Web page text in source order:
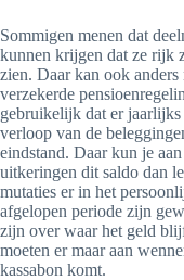
Sommigen menen dat
kunnen krijgen dat ze rijk
zien. Daar kan ook
verzekerde
gebruikelijk dat er
verloop van de
eindstand. Daar kun je
uitkeringen dit saldo dan
mutaties er in het
afgelopen periode zijn
zijn over waar het geld
moeten er maar aan
kassabon komt.